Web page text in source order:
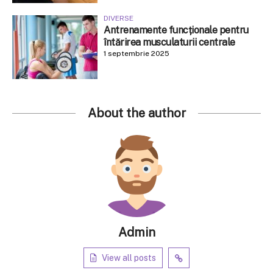
DIVERSE
Antrenamente funcționale pentru
întărirea musculaturii centrale
1 septembrie 2025
About the author
Admin
View all posts